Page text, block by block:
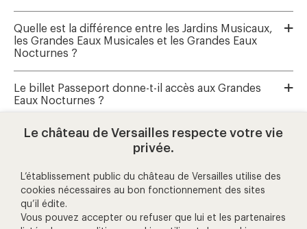
Quelle est la différence entre les Jardins Musicaux,
les Grandes Eaux Musicales et les Grandes Eaux
Nocturnes ?
Le billet Passeport donne-t-il accès aux Grandes
Eaux Nocturnes ?
Où réserver les Grandes Eaux Musicales et les
aide et contact
Le château de Versailles respecte votre vie
privée.
L’établissement public du château de Versailles utilise des
cookies nécessaires au bon fonctionnement des sites
qu’il édite.
Vous pouvez accepter ou refuser que lui et les partenaires